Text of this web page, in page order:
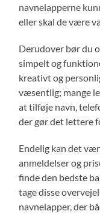
navnelapperne
eller skal de være
Derudover bør du
simpelt og
kreativt og
væsentlig; mange
at tilføje navn,
der gør det lettere
Endelig kan det
anmeldelser og
finde den bedste
tage disse
navnelapper, der